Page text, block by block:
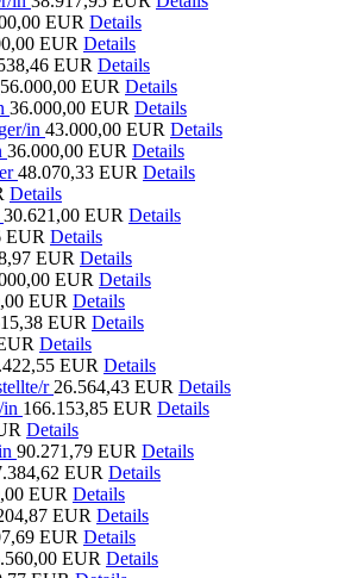
EUR Details
EUR Details
EUR Details
56.000,00 EUR Details
36.000,00 EUR Details
in 43.000,00 EUR Details
36.000,00 EUR Details
48.070,33 EUR Details
Details
30.621,00 EUR Details
EUR Details
EUR Details
EUR Details
EUR Details
EUR Details
Details
EUR Details
r 26.564,43 EUR Details
in 166.153,85 EUR Details
Details
90.271,79 EUR Details
EUR Details
EUR Details
EUR Details
EUR Details
EUR Details